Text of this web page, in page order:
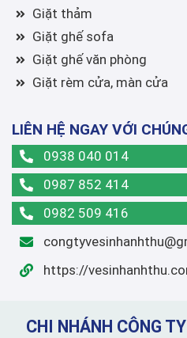
Giặt thảm
Giặt ghế sofa
Giặt ghế văn phòng
Giặt rèm cửa, màn cửa
LIÊN HỆ NGAY VỚI
0938 040 014
0987 852 414
0982 509 416
https://
CHI NHÁNH CÔNG